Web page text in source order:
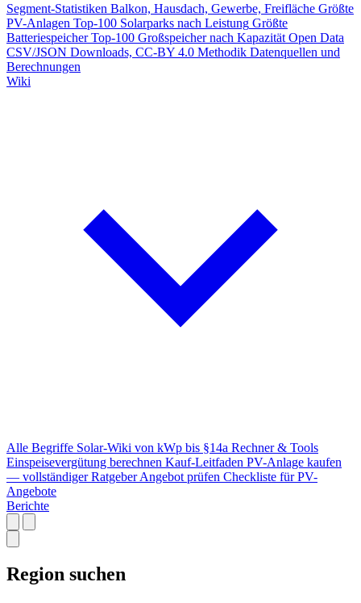
Segment-Statistiken Balkon, Hausdach, Gewerbe, Freifläche Größte
PV-Anlagen Top-100 Solarparks nach Leistung Größte
Batteriespeicher Top-100 Großspeicher nach Kapazität Open Data
CSV/JSON Downloads, CC-BY 4.0 Methodik Datenquellen und
Berechnungen
Wiki
Alle Begriffe Solar-Wiki von kWp bis §14a Rechner & Tools
Einspeisevergütung berechnen Kauf-Leitfaden PV-Anlage kaufen
— vollständiger Ratgeber Angebot prüfen Checkliste für PV-
Angebote
Berichte
Region suchen